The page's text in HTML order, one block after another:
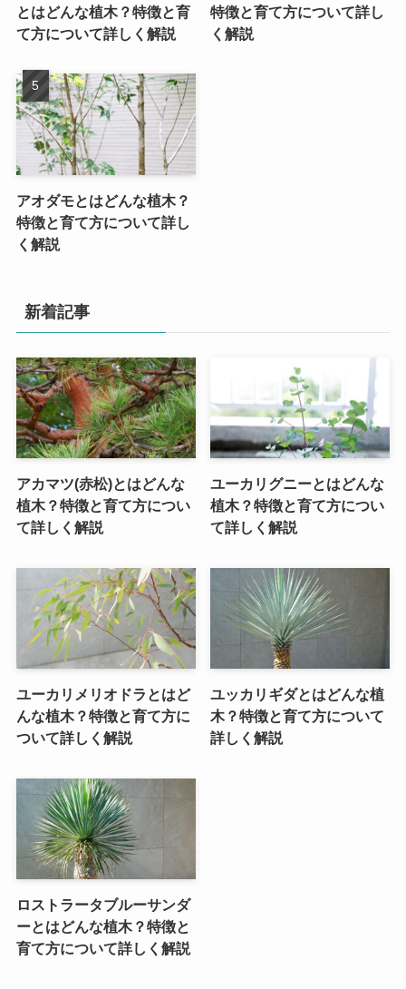
とはどんな植木？特徴と育
て方について詳しく解説
特徴と育て方について詳し
く解説
アオダモとはどんな植木？
特徴と育て方について詳し
く解説
新着記事
アカマツ(赤松)とはどんな
植木？特徴と育て方につい
て詳しく解説
ユーカリグニーとはどんな
植木？特徴と育て方につい
て詳しく解説
ユーカリメリオドラとはど
んな植木？特徴と育て方に
ついて詳しく解説
ユッカリギダとはどんな植
木？特徴と育て方について
詳しく解説
ロストラータブルーサンダ
ーとはどんな植木？特徴と
育て方について詳しく解説